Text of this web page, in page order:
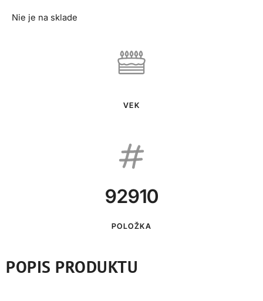
Nie je na sklade
VEK
92910
POLOŽKA
POPIS PRODUKTU